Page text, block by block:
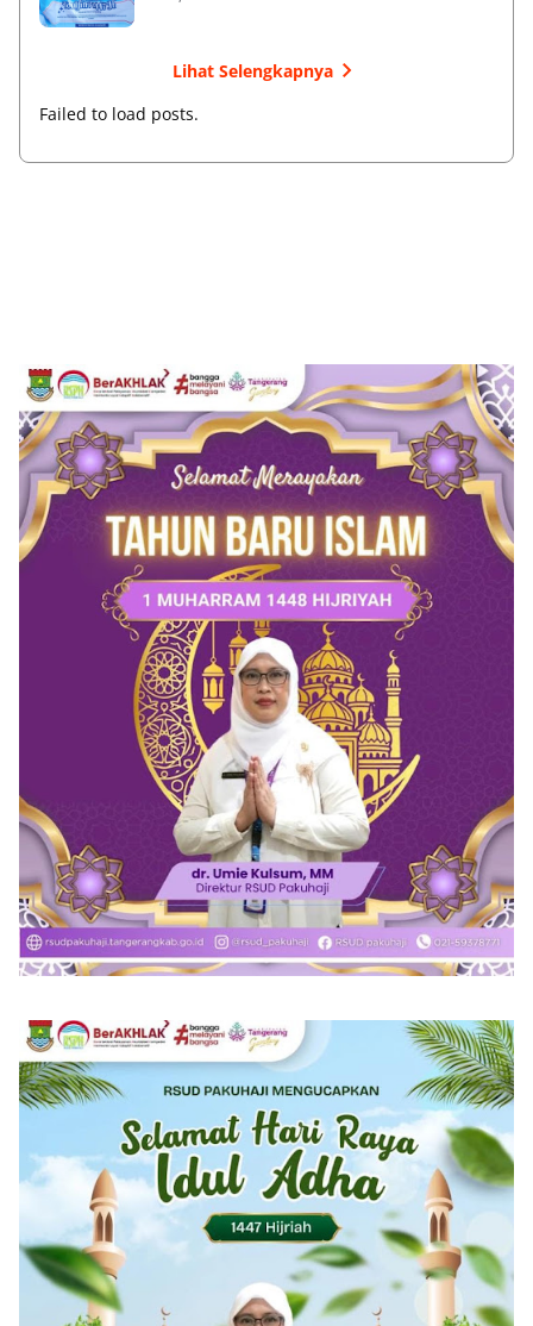
Lihat Selengkapnya
Failed to load posts.